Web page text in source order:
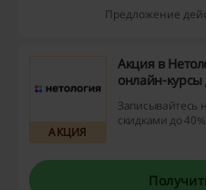
Предложение
АКЦИЯ
Акция в
онлайн-курсы
Записывайтесь
скидками до
выгодой!